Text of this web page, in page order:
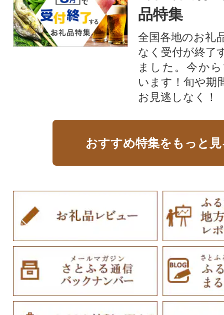
品特集
全国各地のお礼
なく受付が終了
ました。今か
います！旬や期
お見逃しなく！
おすすめ特集をもっと